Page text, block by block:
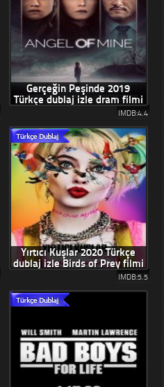
Gerçeğin Peşinde 2019
Türkçe dublaj izle dram filmi
IMDB:4.4
Yırtıcı Kuşlar 2020 Türkçe
dublaj izle Birds of Prey filmi
IMDB:5.5